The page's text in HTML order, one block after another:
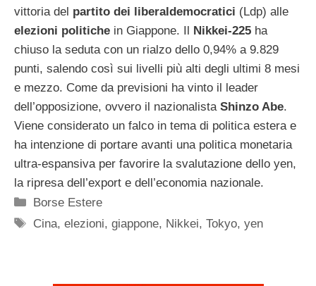
vittoria del partito dei liberaldemocratici (Ldp) alle
elezioni politiche in Giappone. Il Nikkei-225 ha
chiuso la seduta con un rialzo dello 0,94% a 9.829
punti, salendo così sui livelli più alti degli ultimi 8 mesi
e mezzo. Come da previsioni ha vinto il leader
dell’opposizione, ovvero il nazionalista Shinzo Abe.
Viene considerato un falco in tema di politica estera e
ha intenzione di portare avanti una politica monetaria
ultra-espansiva per favorire la svalutazione dello yen,
la ripresa dell’export e dell’economia nazionale.
Categorie
Borse Estere
Tag
Cina,elezioni,giappone, Nikkei,Tokyo,yen